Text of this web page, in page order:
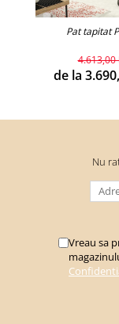
Pat tapitat
4.613,00
de la
Nu
Vreau sa